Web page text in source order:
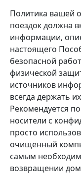
Политика вашей
поездок должна
информации,
настоящего
безопасной
физической
источников
всегда держать
Рекомендуется
носители с
просто
очищенный
самым
возвращении